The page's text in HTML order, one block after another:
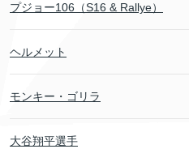
プジョー106（S16 & Rallye）
ヘルメット
モンキー・ゴリラ
大谷翔平選手